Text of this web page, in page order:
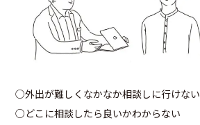
○外出が難しくなかなか相談しに行けない
○どこに相談したら良いかわからない